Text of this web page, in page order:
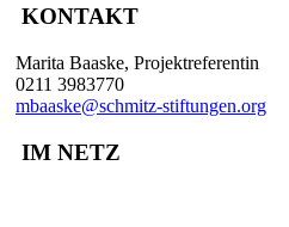
KONTAKT
Marita Baaske, Projektreferentin
0211 3983770
mbaaske@schmitz-stiftungen.org
IM NETZ